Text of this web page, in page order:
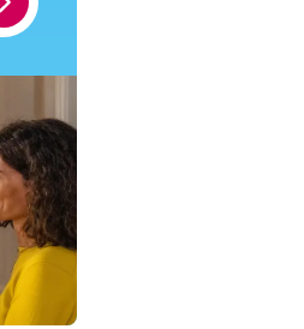
Iratkozz
fel
hírlevelünkre!